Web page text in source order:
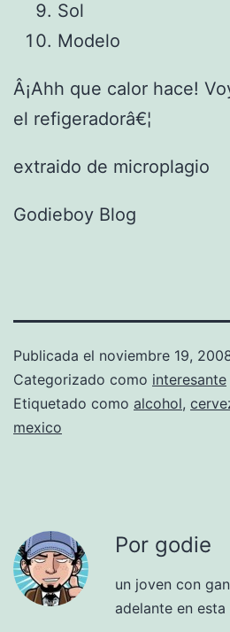
Sol
Modelo
Â¡Ahh que calor hace!
el refigeradorâ€¦
extraido de microplagio
Godieboy Blog
Publicada el noviembre 19,
Categorizado como interesante
Etiquetado como alcohol,
mexico
Por godie
un joven con
adelante en